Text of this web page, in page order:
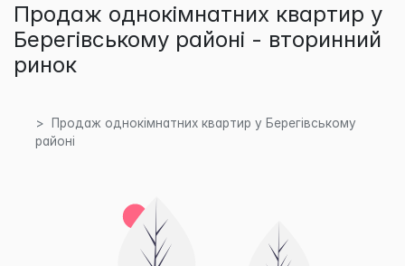
Продаж однокімнатних квартир у
Берегівському районі - вторинний
ринок
Продаж однокімнатних квартир у Берегівському
районі